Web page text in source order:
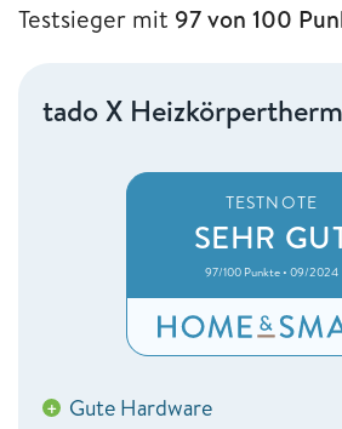
Testsieger mit 97 von 100
tado X
TESTNOTE
SEHR
97/100 Punkte • 09/2024
+ Gute Hardware